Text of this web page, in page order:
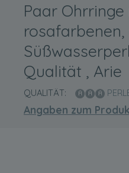
Paar
Qualität , Arie
QUALITÄT:
Angaben zum